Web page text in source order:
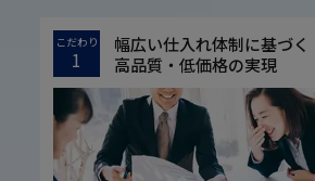
こだわり
1
幅広い仕入れ体制に基づく
高品質・低価格の実現